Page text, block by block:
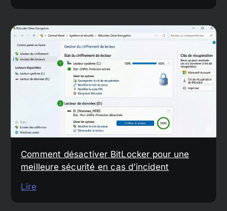
Comment désactiver BitLocker pour une
meilleure sécurité en cas d’incident
Lire